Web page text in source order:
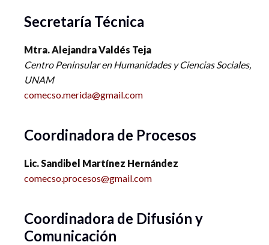
Secretaría Técnica
Mtra. Alejandra Valdés Teja
Centro Peninsular en Humanidades y Ciencias Sociales,
UNAM
comecso.merida@gmail.com
Coordinadora de Procesos
Lic. Sandibel Martínez Hernández
comecso.procesos@gmail.com
Coordinadora de Difusión y
Comunicación